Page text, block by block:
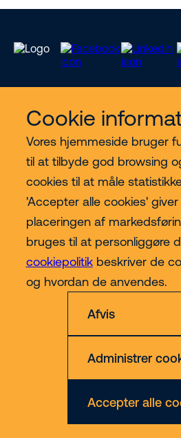
Cookie
Vores hjemmeside bruger
til at tilbyde god browsing
cookies til at måle
'Accepter alle cookies'
placeringen af
bruges til at personliggøre
cookiepolitikbeskriver de
og hvordan de anvendes.
Afvis
Administrer
Accepter alle
Vores services
Lift kategorier
Contact
Mere
Privatlivs- og Cookiepolitik
© 2026 Riwal - All rights